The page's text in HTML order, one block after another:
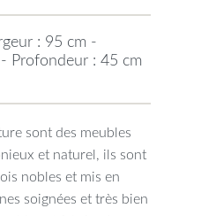
: 95 cm -
Profondeur : 45 cm
sont des meubles
et naturel, ils sont
nobles et mis en
soignées et très bien